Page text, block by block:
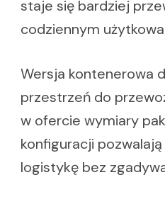
staje się bardziej
codziennym
Wersja kontenerowa
przestrzeń do
w ofercie wymiary
konfiguracji
logistykę bez